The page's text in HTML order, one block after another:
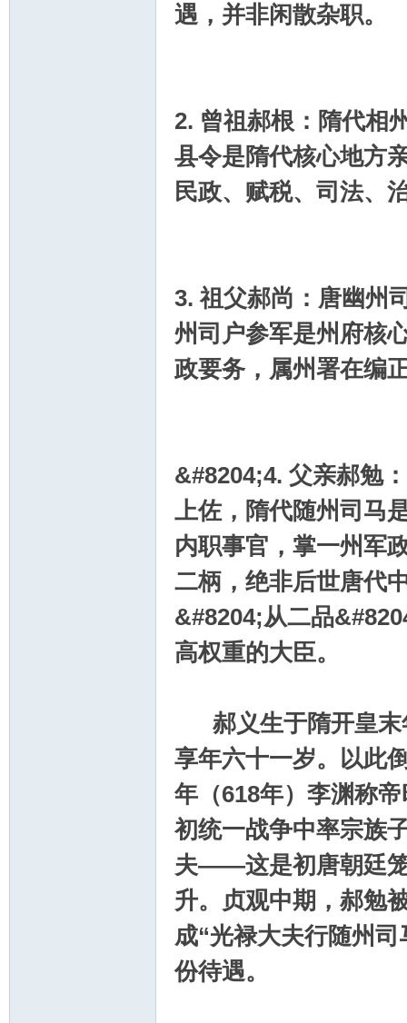
遇，并非闲散杂职。
2. 曾祖郝根：隋代相
县令是隋代核心地方
民政、赋税、司法、
3. 祖父郝尚：唐幽州
州司户参军是州府核
政要务，属州署在编
&#8204;4. 父亲郝勉
上佐，隋代随州司马
内职事官，掌一州军
二柄，绝非后世唐代
&#8204;从二品
高权重的大臣。
郝义生于隋开皇末
享年六十一岁。以此
年（618年）李渊称
初统一战争中率宗族
夫——这是初唐朝廷
升。贞观中期，郝勉
成“光禄大夫行随州
份待遇。